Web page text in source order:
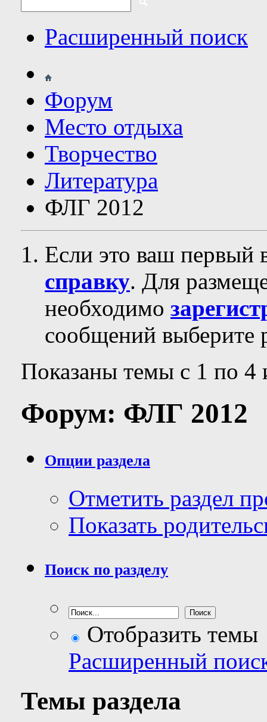
Расширенный поиск
Форум
Место отдыха
Творчество
Литература
ФЛГ 2012
Если это ваш первый
справку. Для
необходимо
сообщений выберите
Показаны темы с 1 по 4
Форум: ФЛГ 2012
Опции раздела
Отметить раздел
Показать
Поиск по разделу
Отобразить темы
Расширенный
Темы раздела